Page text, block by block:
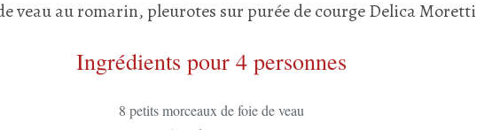
Ingrédients pour 4 personnes
8 petits morceaux de foie de veau